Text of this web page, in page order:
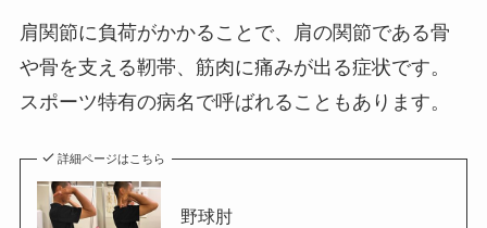
肩関節に負荷がかかることで、肩の関節である骨
や骨を支える靭帯、筋肉に痛みが出る症状です。
スポーツ特有の病名で呼ばれることもあります。
詳細ページはこちら
野球肘